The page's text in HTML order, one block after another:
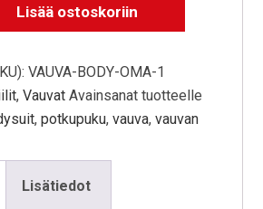
Lisää ostoskoriin
VAUVA-BODY-OMA-1
,Vauvat Avainsanat tuotteelle
,potkupuku,vauva,vauvan
Lisätiedot